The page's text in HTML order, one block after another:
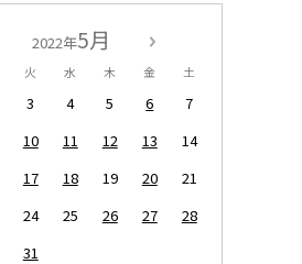
2022年5月
火 水 木 金 土
3 4 5 6
7
10 11 12 13
14
17 18 19 20
21
24 25 26 27
28
31